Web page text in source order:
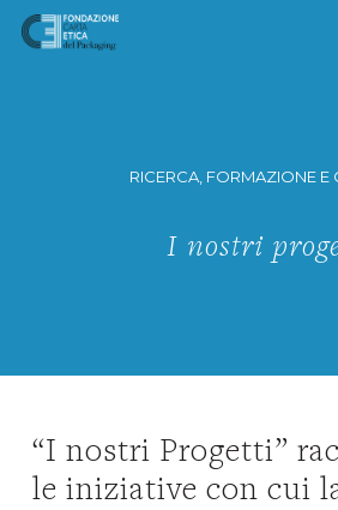
Skip
RICERCA, FORMAZIONE E
I nostri
“I nostri Progetti”
le iniziative con cui